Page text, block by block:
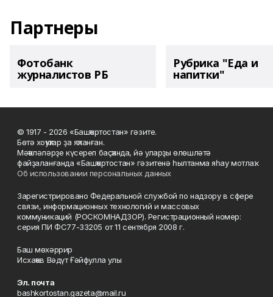
Партнеры
Фотобанк
журналистов РБ
Рубрика "Еда и
напитки"
© 1917 - 2026 «Башҡортостан» гәзите.
Бөтә хоҡуҡтар ҙа яҡланған.
Мәҡәләләрҙе күсереп баҫҡанда, йә уларҙы өлөшләтә
файҙаланғанда «Башҡортостан» гәзитенә һылтанма яһау мотлаҡ.
Об использовании персональных данных
Зарегистрировано Федеральной службой по надзору в сфере
связи, информационных технологий и массовых
коммуникаций (РОСКОМНАДЗОР). Регистрационный номер:
серия ПИ ФС77-33205 от 11 сентября 2008 г.
Баш мөхәррир
Исхаҡов Вәдүт Ғәйфулла улы
Эл. почта
bashkortostan.gazeta@mail.ru